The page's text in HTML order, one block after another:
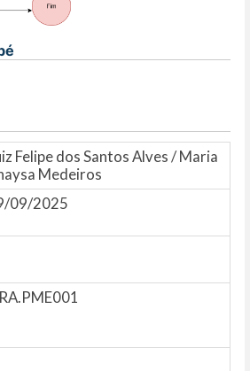
Felipe dos Santos Alves / Maria
Medeiros
09/2025